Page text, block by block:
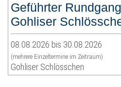
Geführter
Gohliser
08.08.2026 bis 30.08.2026
(mehrere Einzeltermine im Zeitraum)
Gohliser Schlösschen